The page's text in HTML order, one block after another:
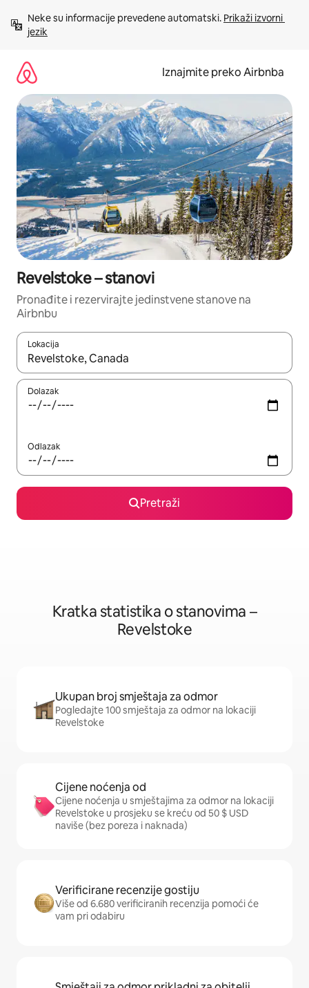
sadržaj
Neke su informacije prevedene automatski. Prikaži izvorni
jezik
Iznajmite preko Airbnba
Revelstoke – stanovi
Pronađite i rezervirajte jedinstvene stanove na
Airbnbu
Lokacija
Kada budu dostupni rezultati, moći ćete ih pregledati
Dolazak
Odlazak
Pretraži
Kratka statistika o stanovima –
Revelstoke
Ukupan broj smještaja za odmor
Pogledajte 100 smještaja za odmor na lokaciji
Revelstoke
Cijene noćenja od
Cijene noćenja u smještajima za odmor na lokaciji
Revelstoke u prosjeku se kreću od 50 $ USD
naviše (bez poreza i naknada)
Verificirane recenzije gostiju
Više od 6.680 verificiranih recenzija pomoći će
vam pri odabiru